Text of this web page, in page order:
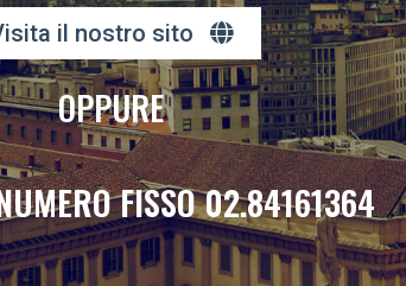
il nostro sito
OPPURE
FISSO 02.84161364